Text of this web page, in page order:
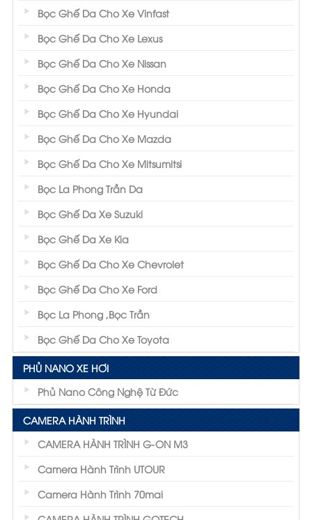
Bọc Ghế Da Cho Xe Vinfast
Bọc Ghế Da Cho Xe Lexus
Bọc Ghế Da Cho Xe Nissan
Bọc Ghế Da Cho Xe Honda
Bọc Ghế Da Cho Xe Hyundai
Bọc Ghế Da Cho Xe Mazda
Bọc Ghế Da Cho Xe Mitsumitsi
Bọc La Phong Trần Da
Bọc Ghế Da Xe Suzuki
Bọc Ghế Da Xe Kia
Bọc Ghế Da Cho Xe Chevrolet
Bọc Ghế Da Cho Xe Ford
Bọc La Phong ,Bọc Trần
Bọc Ghế Da Cho Xe Toyota
PHỦ NANO XE HƠI
Phủ Nano Công Nghệ Từ Đức
CAMERA HÀNH TRÌNH
CAMERA HÀNH TRÌNH G-ON M3
Camera Hành Trình UTOUR
Camera Hành Trình 70mai